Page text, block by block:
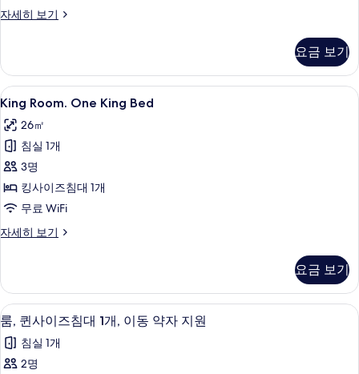
모
기
자세히 보기
Double
Beds
자
세
보
기
요금 보기
King
Room.
One
King
Bed
사
진
모
기
King Room. One King Bed | 책상, 노
7
King Room. One King Bed
26㎡
침실 1개
3명
킹사이즈침대 1개
무료 WiFi
자세히 보기
King
Bed
자
세
히
보
기
요금 보기
룸,
퀸
사
책상, 노트북 작업 공간, 암막 커튼, 다
4
룸, 퀸사이즈침대 1개, 이동 약자 지원
침실 1개
2명